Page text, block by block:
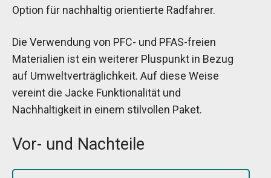
Option für nachhaltig orientierte Radfahrer.
Die Verwendung von PFC- und PFAS-freien
Materialien ist ein weiterer Pluspunkt in Bezug
auf Umweltverträglichkeit. Auf diese Weise
vereint die Jacke Funktionalität und
Nachhaltigkeit in einem stilvollen Paket.
Vor- und Nachteile